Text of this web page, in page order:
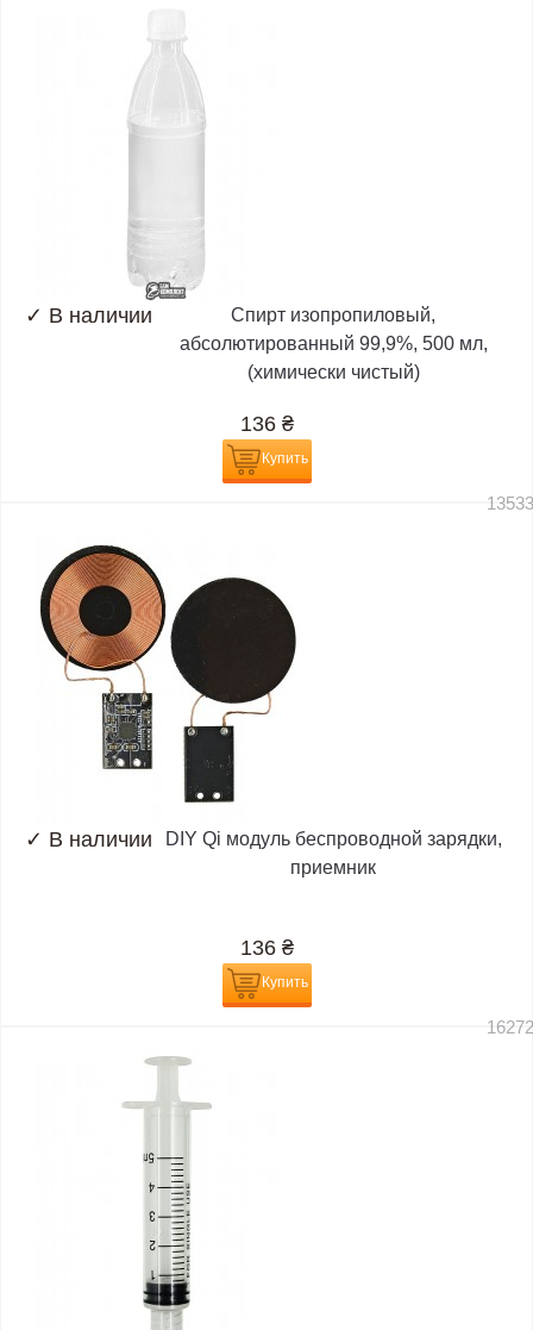
✓ В наличии
Спирт изопропиловый,
абсолютированный 99,9%, 500 мл,
(химически чистый)
136 ₴
Купить
✓ В наличии
DIY Qi модуль беспроводной зарядки,
приемник
136 ₴
Купить